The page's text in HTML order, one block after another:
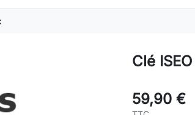
Clé
59,90 €